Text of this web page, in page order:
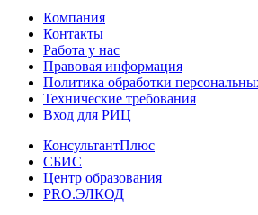
Компания
Контакты
Работа у нас
Правовая информация
Политика обработки
Технические требования
Вход для РИЦ
КонсультантПлюс
СБИС
Центр образования
PRO.ЭЛКОД